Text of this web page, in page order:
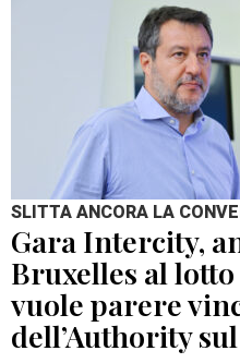
SLITTA ANCORA LA
Gara Intercity,
Bruxelles al lotto
vuole parere
dell’Authority